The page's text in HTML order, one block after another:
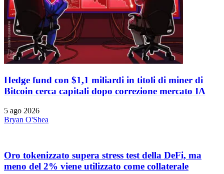
Hedge fund con $1,1 miliardi in titoli di miner di
Bitcoin cerca capitali dopo correzione mercato IA
5 ago 2026
Bryan O'Shea
Oro tokenizzato supera stress test della DeFi, ma
meno del 2% viene utilizzato come collaterale